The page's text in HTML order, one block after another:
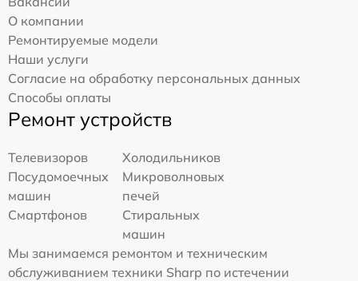
О компании
Ремонтируемые модели
Наши услуги
Согласие на обработку персональных данных
Способы оплаты
Ремонт устройств
Телевизоров
Холодильников
Посудомоечных
машин
Микроволновых
печей
Смартфонов
Стиральных
машин
Мы занимаемся ремонтом и техническим
обслуживанием техники Sharp по истечении